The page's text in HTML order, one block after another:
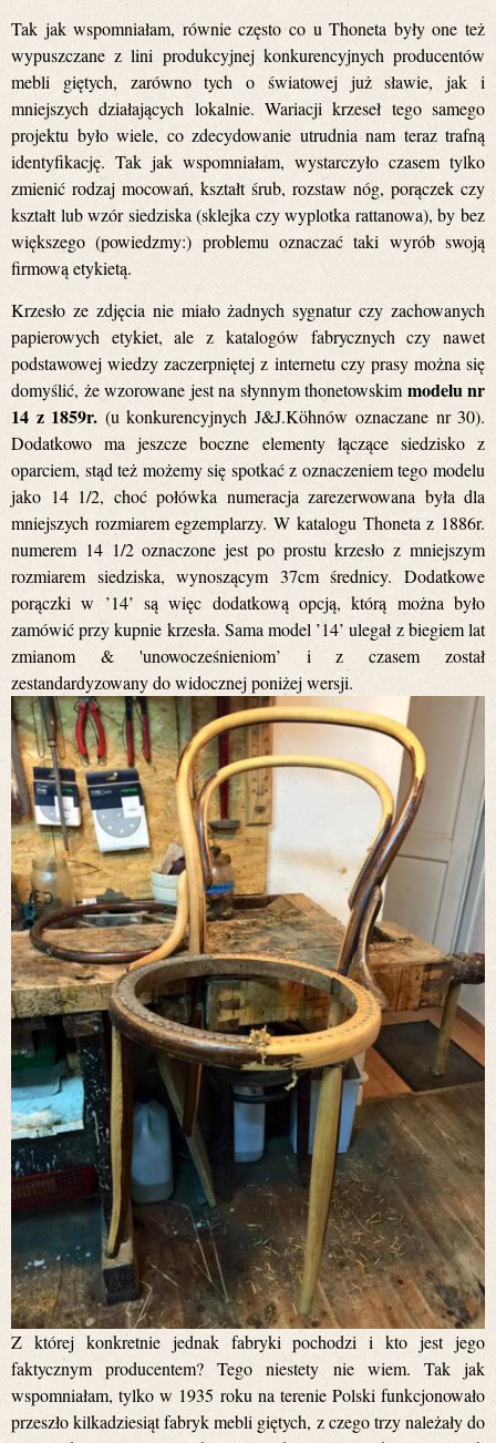
Tak jak wspomniałam, równie często co u Thoneta były one też
wypuszczane z lini produkcyjnej konkurencyjnych producentów
mebli giętych, zarówno tych o światowej już sławie, jak i
mniejszych działających lokalnie. Wariacji krzeseł tego samego
projektu było wiele, co zdecydowanie utrudnia nam teraz trafną
identyfikację. Tak jak wspomniałam, wystarczyło czasem tylko
zmienić rodzaj mocowań, kształt śrub, rozstaw nóg, porączek czy
kształt lub wzór siedziska (sklejka czy wyplotka rattanowa), by bez
większego (powiedzmy:) problemu oznaczać taki wyrób swoją
firmową etykietą.
Krzesło ze zdjęcia nie miało żadnych sygnatur czy zachowanych
papierowych etykiet, ale z katalogów fabrycznych czy nawet
podstawowej wiedzy zaczerpniętej z internetu czy prasy można się
domyślić, że wzorowane jest na słynnym thonetowskimmodelu nr
14 z 1859r. (u konkurencyjnych J&J.Köhnów oznaczane nr 30).
Dodatkowo ma jeszcze boczne elementy łączące siedzisko z
oparciem, stąd też możemy się spotkać z oznaczeniem tego modelu
jako 14 1/2, choć połówka numeracja zarezerwowana była dla
mniejszych rozmiarem egzemplarzy. W katalogu Thoneta z 1886r.
numerem 14 1/2 oznaczone jest po prostu krzesło z mniejszym
rozmiarem siedziska, wynoszącym 37cm średnicy. Dodatkowe
porączki w ’14’ są więc dodatkową opcją, którą można było
zamówić przy kupnie krzesła. Sama model ’14’ ulegał z biegiem lat
zmianom & 'unowocześnieniom’ i z czasem został
zestandardyzowany do widocznej poniżej wersji.
Z której konkretnie jednak fabryki pochodzi i kto jest jego
faktycznym producentem? Tego niestety nie wiem. Tak jak
wspomniałam, tylko w 1935 roku na terenie Polski funkcjonowało
przeszło kilkadziesiąt fabryk mebli giętych, z czego trzy należały do